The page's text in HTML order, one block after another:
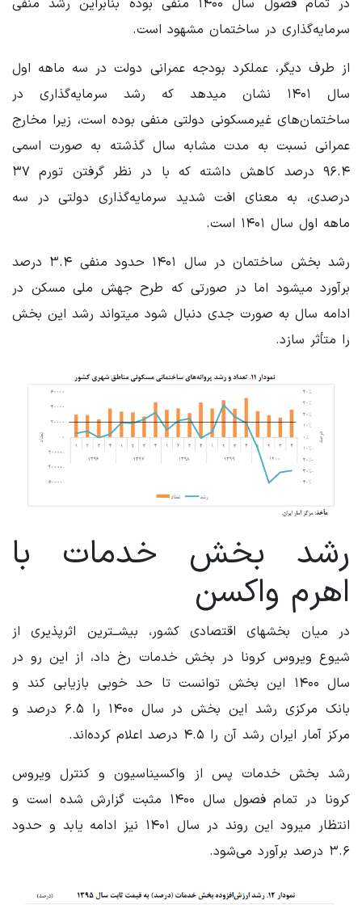
سرمایه‌گذاری در ساختمان مشهود است.
از طرف دیگر، عملکرد بودجه عمرانی دولت در سه ماهه اول
سال ۱۴۰۱ نشان میدهد که رشد سرمایه‌گذاری در
ساختمان‌های غیرمسکونی دولتی منفی بوده است، زیرا مخارج
عمرانی نسبت به مدت مشابه سال گذشته به صورت اسمی
۹۶.۴ درصد کاهش داشته که با در نظر گرفتن تورم ۳۷
درصدی، به معنای افت شدید سرمایه‌گذاری دولتی در سه
ماهه اول سال ۱۴۰۱ است.
رشد بخش ساختمان در سال ۱۴۰۱ حدود منفی ۳.۴ درصد
برآورد میشود اما در صورتی که طرح جهش ملی مسکن در
ادامه سال به صورت جدی دنبال شود میتواند رشد این بخش
را متأثر سازد.
رشد بخش خدمات با
اهرم واکسن
در میان بخشهای اقتصادی کشور، بیشــترین اثرپذیری از
شیوع ویروس کرونا در بخش خدمات رخ داد، از این رو در
سال ۱۴۰۰ این بخش توانست تا حد خوبی بازیابی کند و
بانک مرکزی رشد این بخش در سال ۱۴۰۰ را ۶.۵ درصد و
مرکز آمار ایران رشد آن را ۴.۵ درصد اعلام کرده‌اند.
رشد بخش خدمات پس از واکسیناسیون و کنترل ویروس
کرونا در تمام فصول سال ۱۴۰۰ مثبت گزارش شده است و
انتظار میرود این روند در سال ۱۴۰۱ نیز ادامه یابد و حدود
۳.۶ درصد برآورد می‌شود.